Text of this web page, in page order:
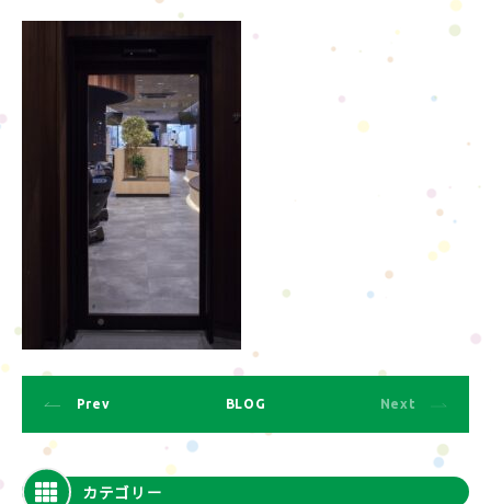
Prev BLOG Next
カテゴリー